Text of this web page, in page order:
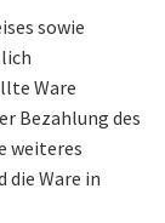
sowie
Ware
Bezahlung des
weiteres
Ware in